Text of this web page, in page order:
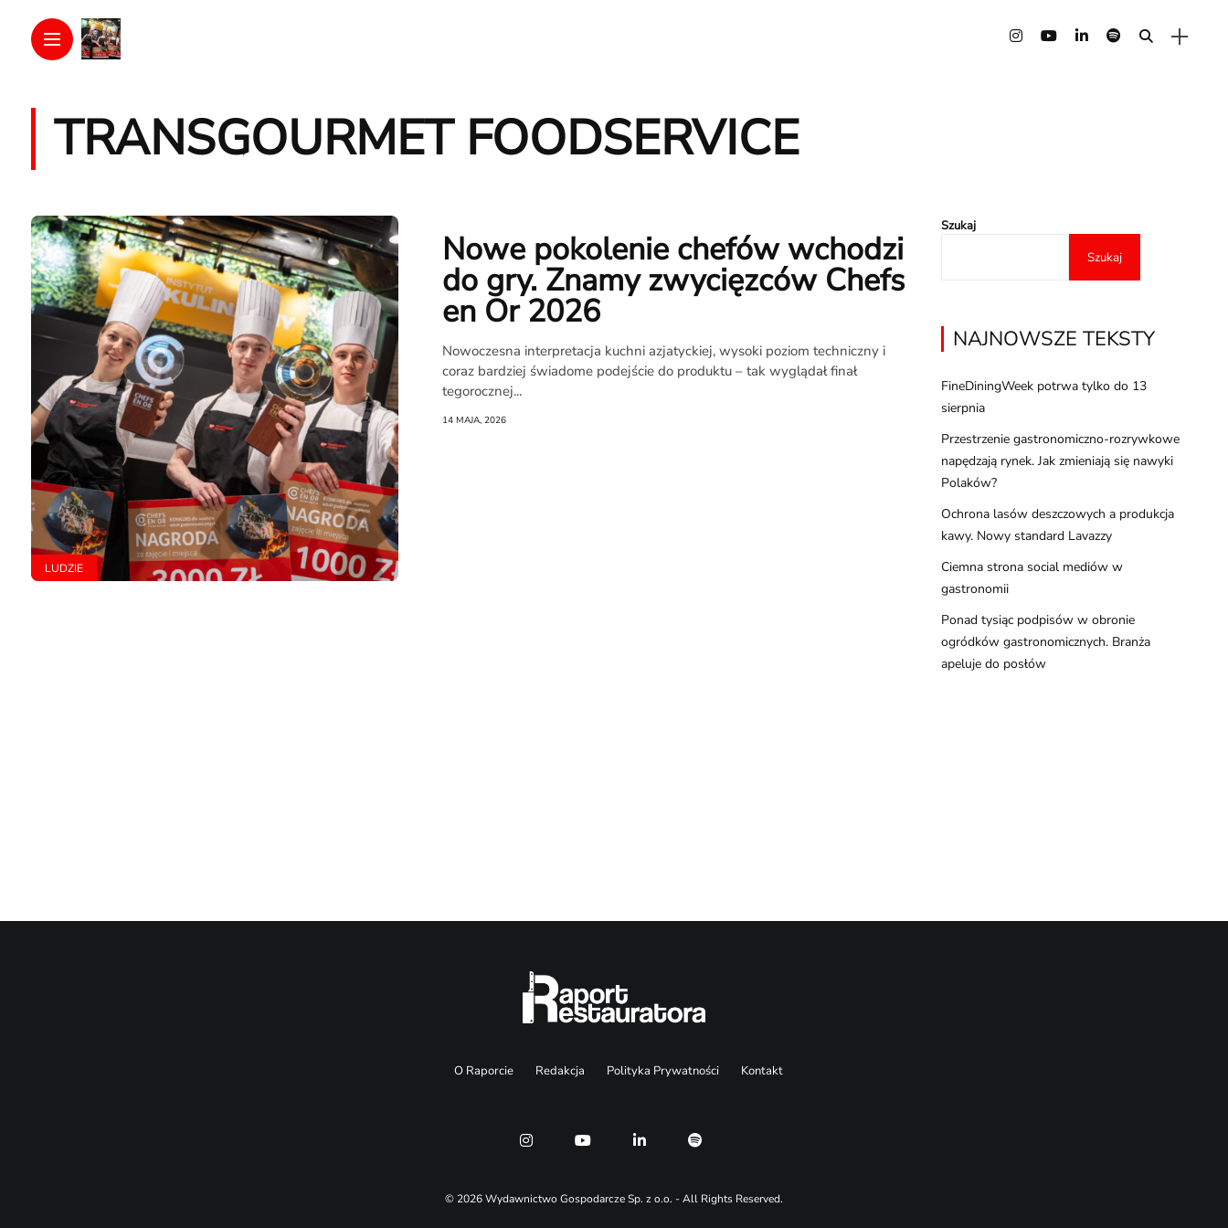
O
TRANSGOURMET FOODSERVICE
LUDZIE
Nowe pokolenie chefów wchodzi
do gry. Znamy zwycięzców Chefs
en Or 2026
Nowoczesna interpretacja kuchni azjatyckiej, wysoki poziom techniczny i
coraz bardziej świadome podejście do produktu – tak wyglądał finał
tegorocznej...
14 MAJA, 2026
Szukaj
Szukaj
NAJNOWSZE TEKSTY
FineDiningWeek potrwa tylko do 13
sierpnia
Przestrzenie gastronomiczno-rozrywkowe
napędzają rynek. Jak zmieniają się nawyki
Polaków?
Ochrona lasów deszczowych a produkcja
kawy. Nowy standard Lavazzy
Ciemna strona social mediów w
gastronomii
Ponad tysiąc podpisów w obronie
ogródków gastronomicznych. Branża
apeluje do posłów
O Raporcie Redakcja Polityka Prywatności Kontakt
© 2026 Wydawnictwo Gospodarcze Sp. z o.o. - All Rights Reserved.